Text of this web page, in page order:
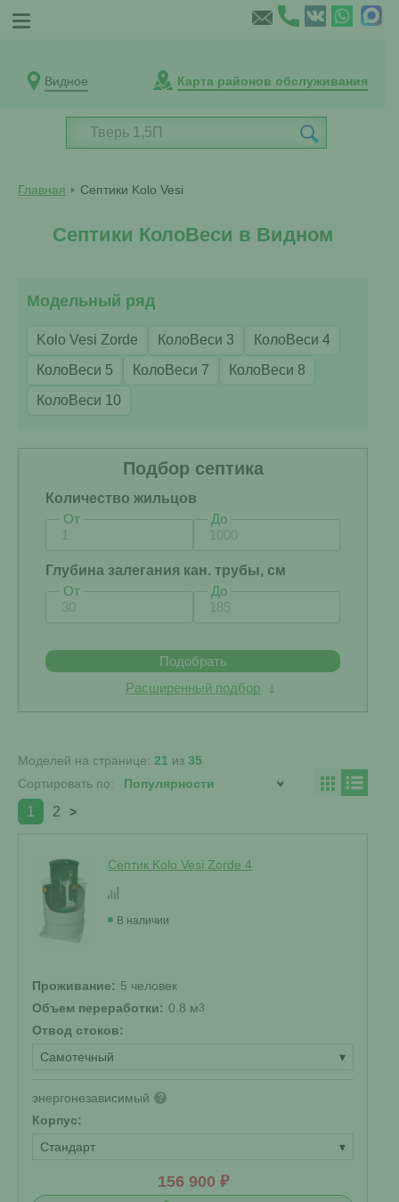
Видное Карта районов обслуживания
Главная Септики Kolo Vesi
Септики КолоВеси в Видном
Модельный ряд
Kolo Vesi Zorde КолоВеси 3
КолоВеси 4
КолоВеси 5
КолоВеси 7
КолоВеси 8
КолоВеси 10
Подбор септика
Количество жильцов
От
До
Глубина залегания кан. трубы, см
От
До
Подобрать
Расширенный подбор
Моделей на странице: 21 из 35
Сортировать по:
1 2 >
Септик Kolo Vesi Zorde 4
В наличии
Проживание: 5 человек
Объем переработки: 0.8 м3
Отвод стоков:
Самотечный
▾
энергонезависимый ?
Корпус:
Стандарт
▾
156 900 ₽